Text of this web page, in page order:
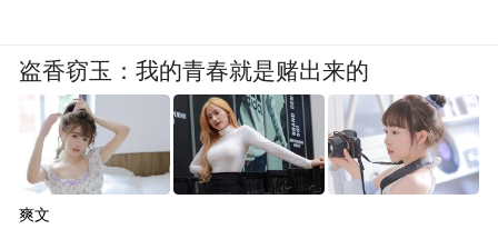
盗香窃玉：我的青春就是赌出来的
爽文